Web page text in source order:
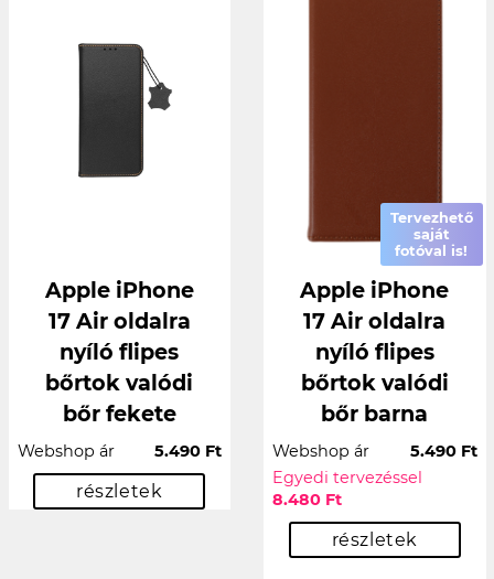
Apple iPhone
17 Air oldalra
nyíló flipes
bőrtok valódi
bőr fekete
Webshop ár 5.490 Ft
részletek
Tervezhető
saját
fotóval is!
Apple iPhone
17 Air oldalra
nyíló flipes
bőrtok valódi
bőr barna
Webshop ár
5.490 Ft
Egyedi tervezéssel
8.480 Ft
részletek